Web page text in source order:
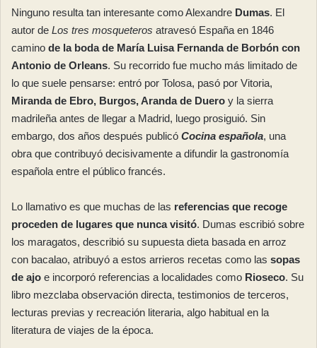
Ninguno resulta tan interesante como Alexandre Dumas. El
autor de Los tres mosqueteros atravesó España en 1846
camino de la boda de María Luisa Fernanda de Borbón con
Antonio de Orleans. Su recorrido fue mucho más limitado de
lo que suele pensarse: entró por Tolosa, pasó por Vitoria,
Miranda de Ebro, Burgos, Aranda de Duero y la sierra
madrileña antes de llegar a Madrid, luego prosiguió. Sin
embargo, dos años después publicó Cocina española, una
obra que contribuyó decisivamente a difundir la gastronomía
española entre el público francés.
Lo llamativo es que muchas de las referencias que recoge
proceden de lugares que nunca visitó. Dumas escribió sobre
los maragatos, describió su supuesta dieta basada en arroz
con bacalao, atribuyó a estos arrieros recetas como las sopas
de ajo e incorporó referencias a localidades como Rioseco. Su
libro mezclaba observación directa, testimonios de terceros,
lecturas previas y recreación literaria, algo habitual en la
literatura de viajes de la época.